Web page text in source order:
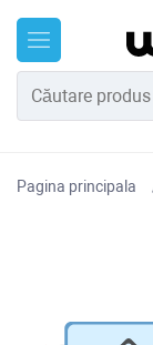
Pagina principala